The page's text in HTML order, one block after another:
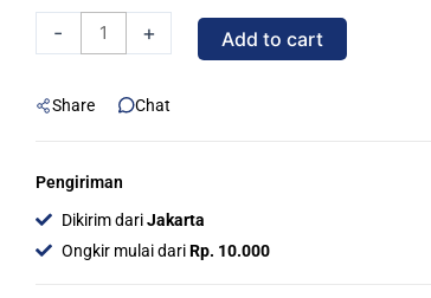
-
410
CPU
Cooler
BLACK
+ Add to cart
Share Chat
Pengiriman
Dikirim dariJakarta
Ongkir mulai dariRp. 10.000